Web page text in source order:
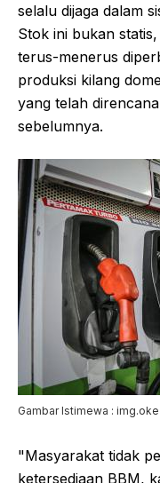
selalu dijaga dalam
Stok ini bukan
terus-menerus
produksi kilang
yang telah
sebelumnya.
Gambar Istimewa :
"Masyarakat tidak
ketersediaan BBM,